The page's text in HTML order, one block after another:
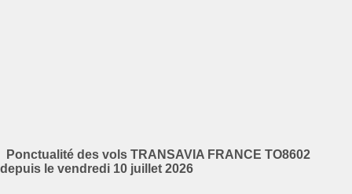
Ponctualité des vols TRANSAVIA FRANCE TO8602
depuis le vendredi 10 juillet 2026